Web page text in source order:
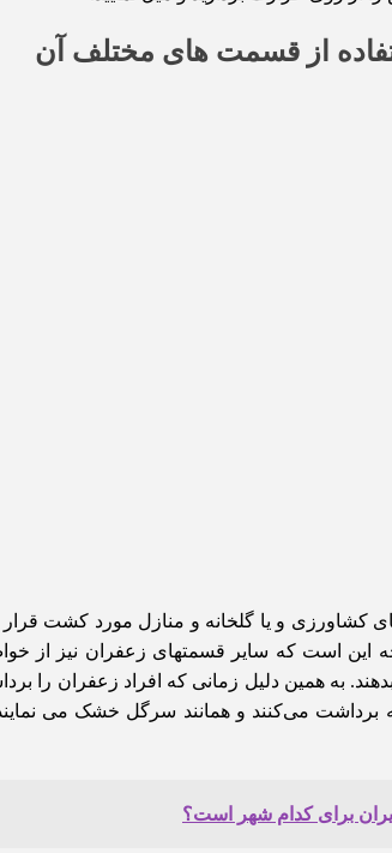
از قسمت های مختلف آن
کشاورزی و یا گلخانه و منازل مورد کشت
این است که سایر قسمتهای زعفران نیز از
به همین دلیل زمانی که افراد زعفران را
برداشت می‌کنند و همانند سرگل خشک می
برای کدام شهر است؟